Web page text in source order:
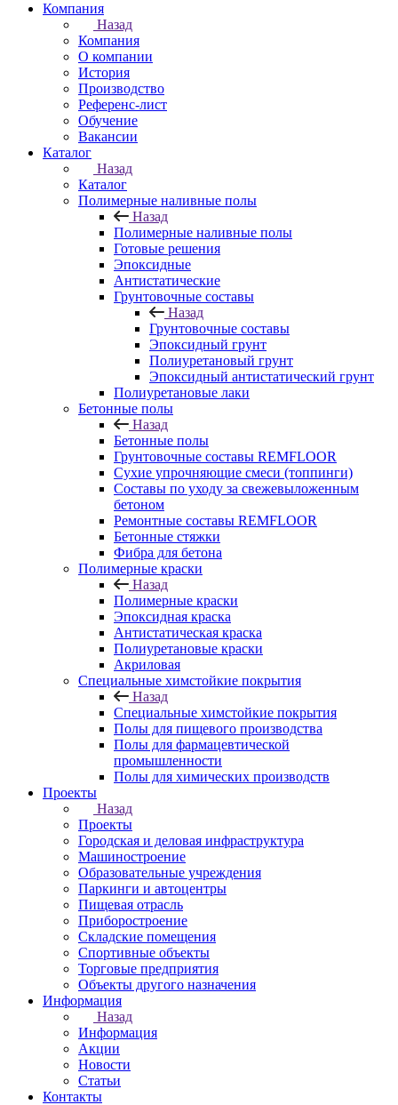
Компания
Назад
Компания
О компании
История
Производство
Референс-лист
Обучение
Вакансии
Каталог
Назад
Каталог
Полимерные наливные полы
Назад
Полимерные наливные полы
Готовые решения
Эпоксидные
Антистатические
Грунтовочные составы
Назад
Грунтовочные составы
Эпоксидный грунт
Полиуретановый грунт
Эпоксидный антистатический грунт
Полиуретановые лаки
Бетонные полы
Назад
Бетонные полы
Грунтовочные составы REMFLOOR
Сухие упрочняющие смеси (топпинги)
Составы по уходу за свежевыложенным
бетоном
Ремонтные составы REMFLOOR
Бетонные стяжки
Фибра для бетона
Полимерные краски
Назад
Полимерные краски
Эпоксидная краска
Антистатическая краска
Полиуретановые краски
Акриловая
Специальные химстойкие покрытия
Назад
Специальные химстойкие покрытия
Полы для пищевого производства
Полы для фармацевтической
промышленности
Полы для химических производств
Проекты
Назад
Проекты
Городская и деловая инфраструктура
Машиностроение
Образовательные учреждения
Паркинги и автоцентры
Пищевая отрасль
Приборостроение
Складские помещения
Спортивные объекты
Торговые предприятия
Объекты другого назначения
Информация
Назад
Информация
Акции
Новости
Статьи
Контакты